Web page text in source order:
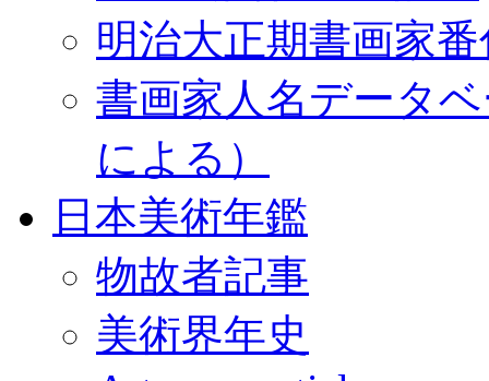
明治大正期書画家
書画家人名データ
による）
日本美術年鑑
物故者記事
美術界年史